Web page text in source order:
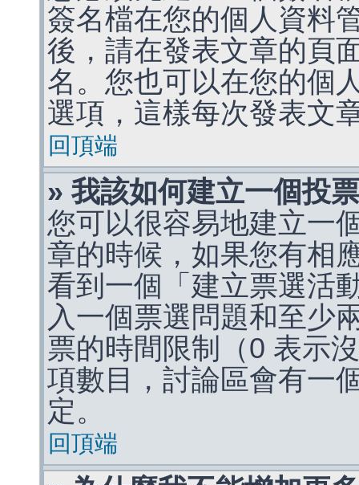
簽名檔在您的個人資料
後，請在發表文章的頁
名。您也可以在您的個
選項，這樣每次發表文
回頂端
» 我該如何建立一個投
您可以很容易地建立一
章的時候，如果您有相
看到一個「建立票選活
入一個票選問題和至少
票的時間限制（0 表示
項數目，討論區會有一
定。
回頂端